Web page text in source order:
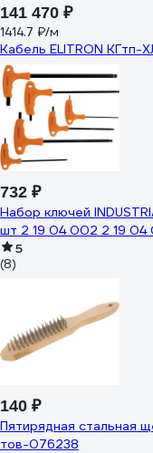
141 470 ₽
1414.7 ₽/м
Кабель ELITRON
732 ₽
Набор ключей
шт 2 19 04 002 2 19 04
5
(8)
140 ₽
Пятирядная стальная
тов-076238